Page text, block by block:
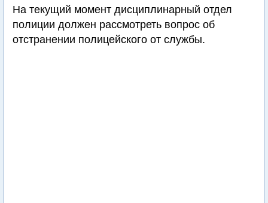
На текущий момент дисциплинарный отдел
полиции должен рассмотреть вопрос об
отстранении полицейского от службы.